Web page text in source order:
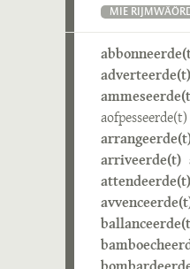
MIE
adverteerde(t)
aofpesseerde(t)
arriveerde(t)
attendeerde(t)